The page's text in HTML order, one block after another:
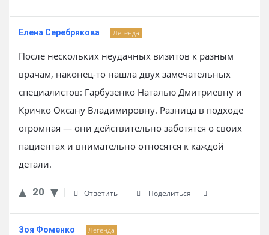
Елена Серебрякова Легенда
После нескольких неудачных визитов к разным
врачам, наконец-то нашла двух замечательных
специалистов: Гарбузенко Наталью Дмитриевну и
Кричко Оксану Владимировну. Разница в подходе
огромная — они действительно заботятся о своих
пациентах и внимательно относятся к каждой
детали.
20 Ответить Поделиться
Зоя Фоменко Легенда